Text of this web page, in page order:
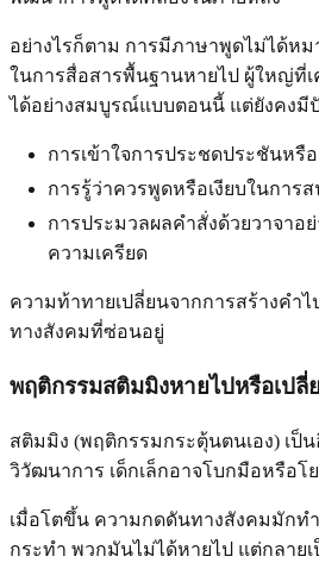
อย่างไรก็ตาม การมีภาษาพูดไม่ได้ห
ในการสื่อสารพื้นฐานหายไป ผู้ใหญ่ที่เ
ได้อย่างสมบูรณ์แบบตอนนี้ แต่ยังคงมี
การเข้าใจการประชดประชันหรื
การรู้ว่าควรพูดหรือเงียบในการ
การประมวลผลคำสั่งด้วยวาจาอย่
ความเครียด
ความท้าทายเปลี่ยนจากการสร้างคำ
ทางสังคมที่ซ่อนอยู่
พฤติกรรมสติมมิงหายไปหรือเปลี่
สติมมิง (พฤติกรรมกระตุ้นตนเอง) เป็
วิวัฒนาการ เด็กเล็กอาจโบกมือหรือโ
เมื่อโตขึ้น ความกดดันทางสังคมมักท
กระทำ พวกมันไม่ได้หายไป แต่กลายเ